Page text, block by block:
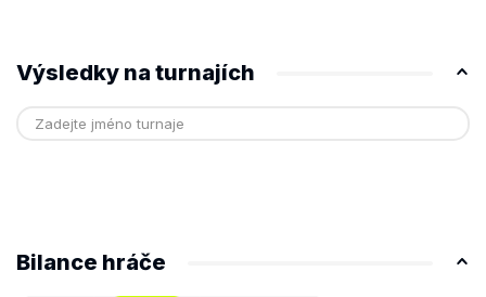
Výsledky na turnajích
Bilance hráče